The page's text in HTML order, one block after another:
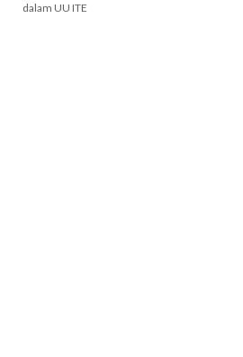
dalam UU ITE